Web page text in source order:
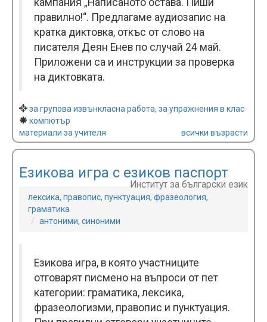
кампания „Написаното остава. Пиши
правилно!“. Предлагаме аудиозапис на
кратка диктовка, откъс от слово на
писателя Деян Енев по случай 24 май.
Приложени са и инструкции за проверка
на диктовката.
за групова извънкласна работа, за упражнения в клас
компютър
материали за учителя
всички възрасти
Езикова игра с езиков паспорт
Институт за български език
лексика, правопис, пунктуация, фразеология,
граматика
антоними, синоними
Езикова игра, в която участниците
отговарят писмено на въпроси от пет
категории: граматика, лексика,
фразеологизми, правопис и пунктуация.